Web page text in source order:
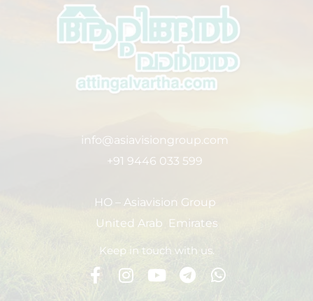
info@asiavisiongroup.com
+91 9446 033 599
HO – Asiavision Group
United Arab Emirates
Keep in touch with us.